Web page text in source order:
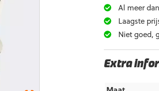
Al meer
Laagste
Niet goed,
Extra